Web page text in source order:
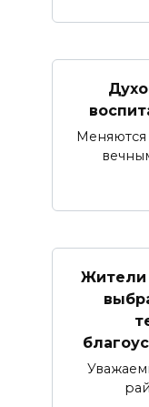
Жители